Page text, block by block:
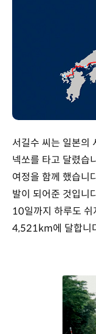
서길수 씨는 일본의
넥쏘를 타고 달렸습
여정을 함께 했습니
발이 되어준 것입니
10일까지 하루도
4,521km에 달합니